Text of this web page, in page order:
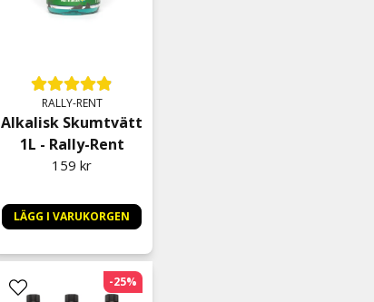
RALLY-RENT
Alkalisk Skumtvätt
1L - Rally-Rent
159 kr
LÄGG I VARUKORGEN
-25%